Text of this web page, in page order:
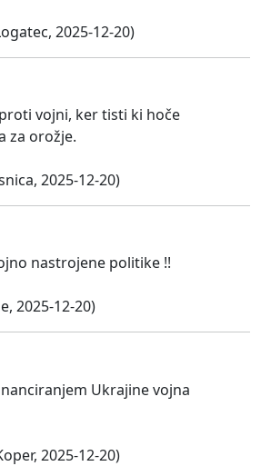
2025-12-20)
vojni, ker tisti ki hoče
za orožje.
2025-12-20)
nastrojene politike !!
2025-12-20)
Ukrajine vojna
2025-12-20)